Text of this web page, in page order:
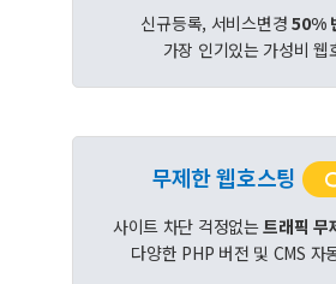
신규등록, 서비스변경50%
가장 인기있는 가성비 웹
무제한 웹호스팅
사이트 차단 걱정없는트래픽 무
다양한 PHP 버전 및 CMS 자